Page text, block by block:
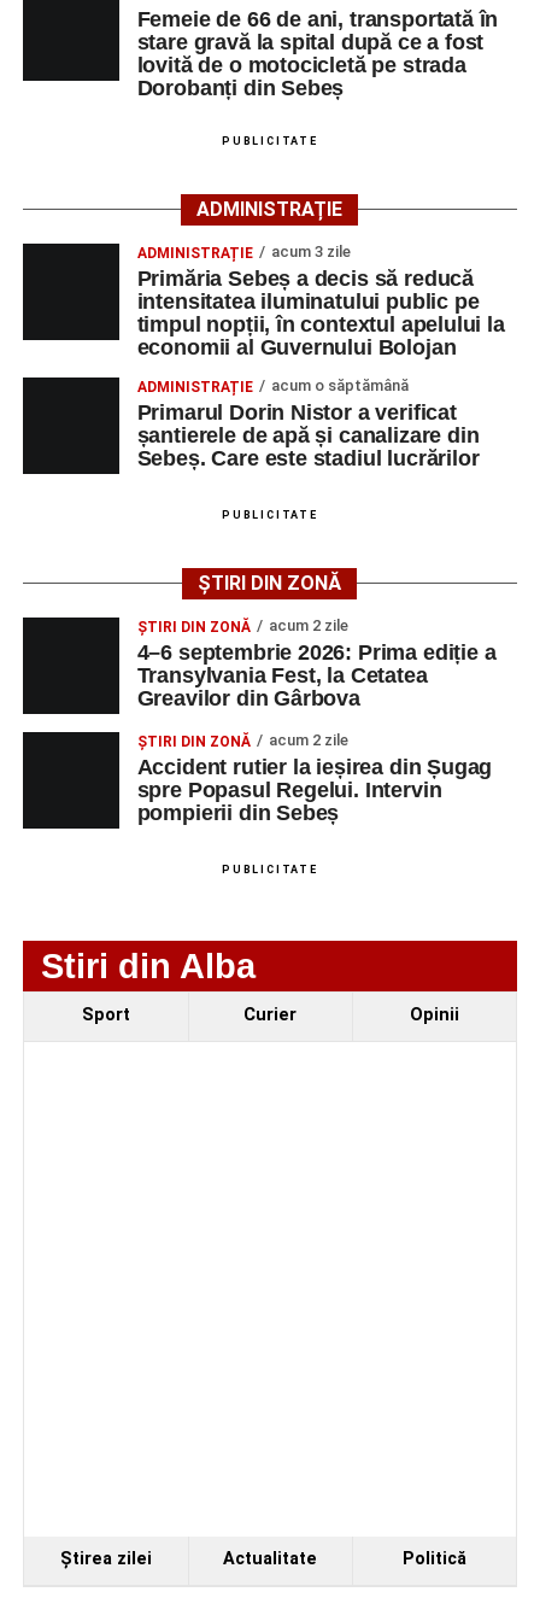
fi surprins și accidentat o femeie de 66 de ani, din Sebeș,
care traversa strada printr-un loc nepermis.
În urma impactului, femeia a suferit leziuni corporale
Motociclistul a fost testat cu aparatul etilotest, rezultatul
fiind negativ.
Polițiștii continuă cercetările pentru stabilirea tuturor
împrejurărilor în care s-a produs accidentul, în cadrul unui
dosar penal întocmit pentru săvârșirea infracțiunii de
vătămare corporală din culpă.
Ultimele știri din Sebeș
O nouă viață salvată de pompierii din Sebeș. Un
cățel a fost scos în siguranță de sub o stivă de
bușteni
Femeie de 66 de ani, transportată în stare gravă la
spital după ce a fost lovită de o motocicletă pe
strada Dorobanți din Sebeș
Accident pe strada Dorobanți din Sebeș: fermeie
Femeie de 66 de ani, transportată în
stare gravă la spital după ce a fost
lovită de o motocicletă pe strada
Dorobanți din Sebeș
PUBLICITATE
ADMINISTRAȚIE
ADMINISTRAȚIE acum 3 zile
Primăria Sebeș a decis să reducă
intensitatea iluminatului public pe
timpul nopții, în contextul apelului la
economii al Guvernului Bolojan
ADMINISTRAȚIE acum o săptămână
Primarul Dorin Nistor a verificat
șantierele de apă și canalizare din
Sebeș. Care este stadiul lucrărilor
PUBLICITATE
ȘTIRI DIN ZONĂ
ȘTIRI DIN ZONĂ acum 2 zile
4–6 septembrie 2026: Prima ediție a
Transylvania Fest, la Cetatea
Greavilor din Gârbova
ȘTIRI DIN ZONĂ acum 2 zile
Accident rutier la ieșirea din Șugag
spre Popasul Regelui. Intervin
pompierii din Sebeș
PUBLICITATE
Stiri din Alba
Sport Curier Opinii
Ştirea zilei Actualitate Politică